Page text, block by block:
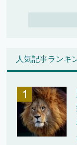
人気記事ランキ